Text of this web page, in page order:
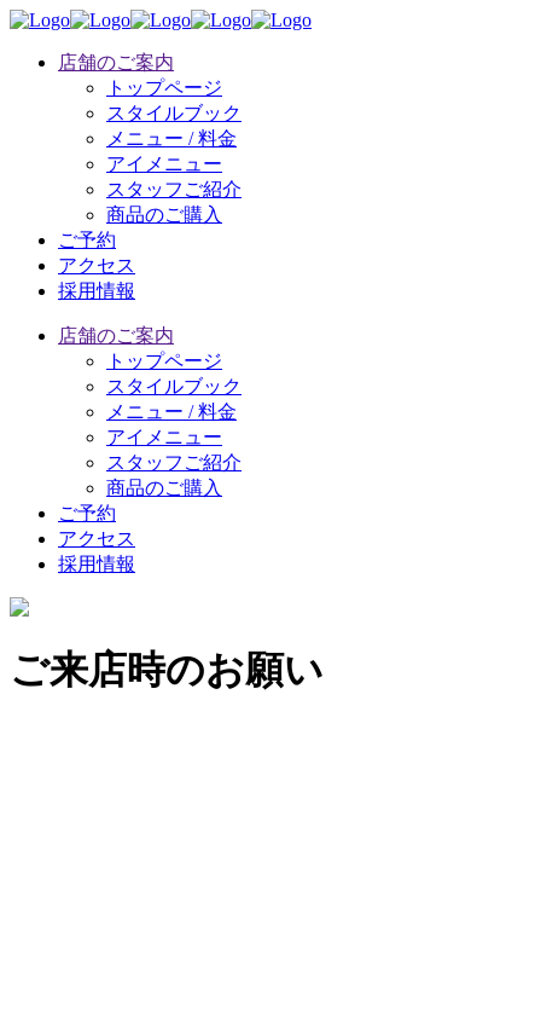
店舗のご案内
トップページ
スタイルブック
メニュー / 料金
アイメニュー
スタッフご紹介
商品のご購入
ご予約
アクセス
採用情報
店舗のご案内
トップページ
スタイルブック
メニュー / 料金
アイメニュー
スタッフご紹介
商品のご購入
ご予約
アクセス
採用情報
ご来店時のお願い